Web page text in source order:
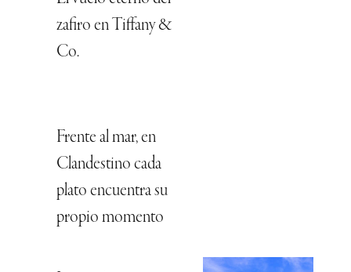
zafiro en Tiffany &
Co.
Frente al mar, en
Clandestino cada
plato encuentra su
propio momento